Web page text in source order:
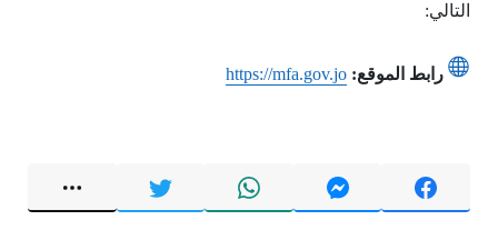
التالي:
رابط الموقع: https://mfa.gov.jo